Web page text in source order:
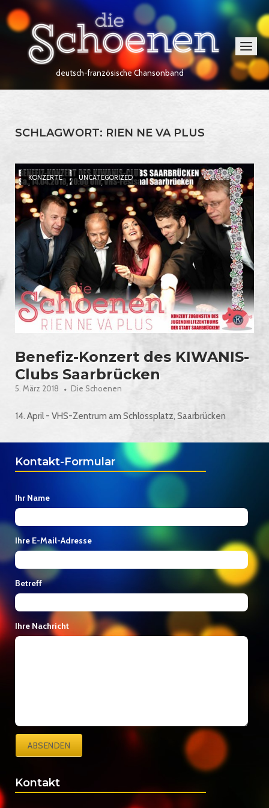
Skip
to
content
Home
deutsch-französische Chansonband
Menu
SCHLAGWORT: RIEN NE VA PLUS
KONZERTE UNCATEGORIZED
Open post
Benefiz-Konzert des KIWANIS-
Clubs Saarbrücken
5. März 2018 Die Schoenen
14. April - VHS-Zentrum am Schlossplatz, Saarbrücken
Kontakt-Formular
Ihr Name
Ihre E-Mail-Adresse
Betreff
Ihre Nachricht
ABSENDEN
Kontakt